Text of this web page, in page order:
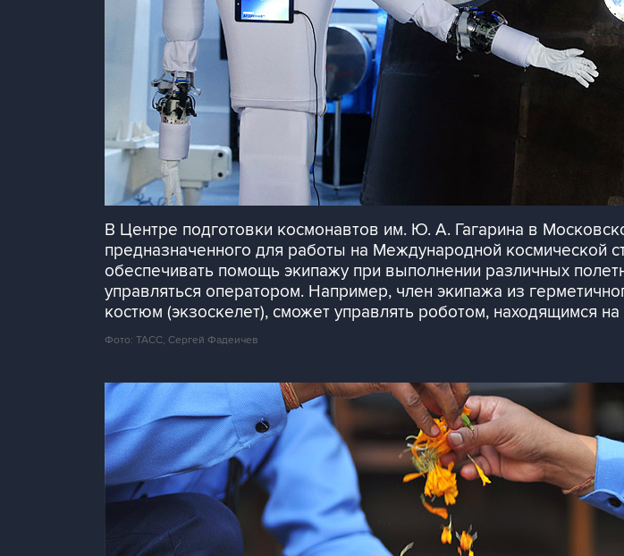
В Центре подготовки космонавтов им. Ю. А. Гагарина в
предназначенного для работы на Международной космической
обеспечивать помощь экипажу при выполнении различных
управляться оператором. Например, член экипажа из
костюм (экзоскелет), сможет управлять роботом, находящимся
Фото: ТАСС, Сергей Фадеичев